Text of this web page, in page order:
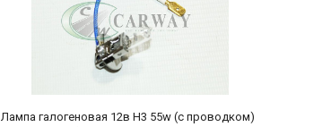
Лампа галогеновая 12в Н3 55w (с проводком)